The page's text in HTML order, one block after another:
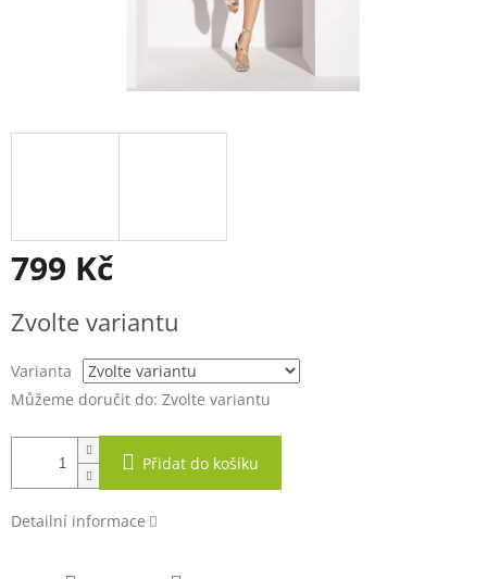
799 Kč
cena:
Zvolte variantu
Varianta
Můžeme doručit do: Zvolte variantu
Přidat do košíku
Detailní informace